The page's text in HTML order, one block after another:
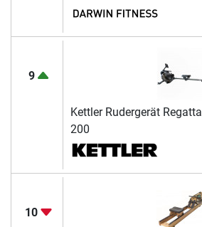
9
Kettler Rudergerät Regatta
200
10